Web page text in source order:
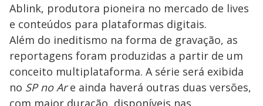
Ablink, produtora pioneira no mercado de lives
e conteúdos para plataformas digitais.
Além do ineditismo na forma de gravação, as
reportagens foram produzidas a partir de um
conceito multiplataforma. A série será exibida
no SP no Are ainda haverá outras duas versões,
com maior duração, disponíveis nas